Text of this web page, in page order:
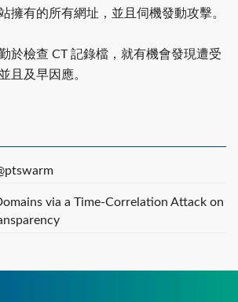
擁有的所有網址，並且伺機發動攻擊。
於檢查 CT 記錄檔，就有機會發現遭受
且及早因應。
via a Time-Correlation Attack on